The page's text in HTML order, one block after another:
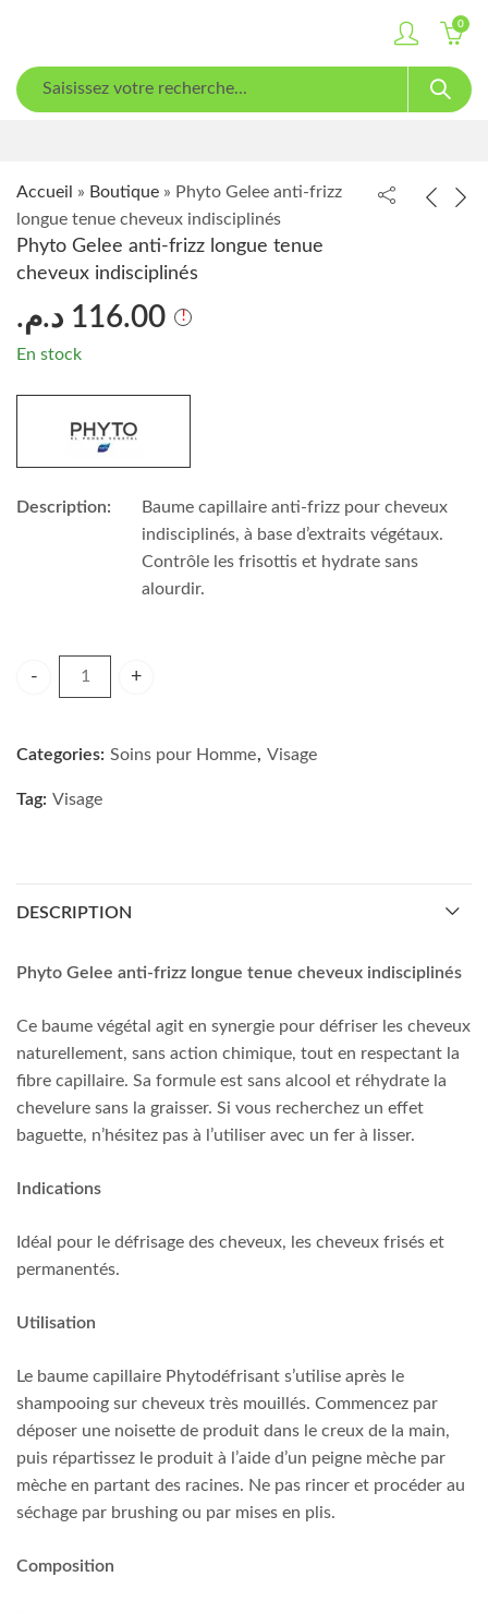
0
Accueil » Boutique » Phyto Gelee anti-frizz
longue tenue cheveux indisciplinés
Phyto Gelee anti-frizz longue tenue
cheveux indisciplinés
116.00 د.م.
En stock
Description:
Baume capillaire anti-frizz pour cheveux
indisciplinés, à base d’extraits végétaux.
Contrôle les frisottis et hydrate sans
alourdir.
Categories: Soins pour Homme, Visage
Tag: Visage
DESCRIPTION
Phyto Gelee anti-frizz longue tenue cheveux indisciplinés
Ce baume végétal agit en synergie pour défriser les cheveux
naturellement, sans action chimique, tout en respectant la
fibre capillaire. Sa formule est sans alcool et réhydrate la
chevelure sans la graisser. Si vous recherchez un effet
baguette, n’hésitez pas à l’utiliser avec un fer à lisser.
Indications
Idéal pour le défrisage des cheveux, les cheveux frisés et
permanentés.
Utilisation
Le baume capillaire Phytodéfrisant s’utilise après le
shampooing sur cheveux très mouillés. Commencez par
déposer une noisette de produit dans le creux de la main,
puis répartissez le produit à l’aide d’un peigne mèche par
mèche en partant des racines. Ne pas rincer et procéder au
séchage par brushing ou par mises en plis.
Composition